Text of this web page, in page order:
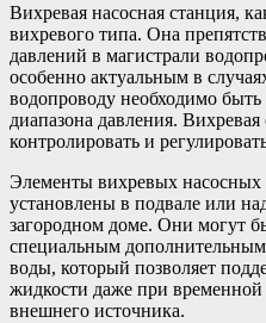
Вихревая насосная станция,
вихревого типа. Она
давлений в магистрали
особенно актуальным в
водопроводу необходимо
диапазона давления. Вихревая
контролировать и
Элементы вихревых насосных
установлены в подвале или
загородном доме. Они могут
специальным дополнительным
воды, который позволяет
жидкости даже при временной
внешнего источника.